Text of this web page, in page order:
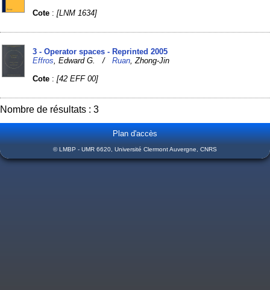
Cote :[LNM 1634]
3 - Operator spaces - Reprinted 2005
Effros , Edward G. /Ruan , Zhong-Jin
Cote :[42 EFF 00]
Nombre de résultats : 3
Plan d'accès
© LMBP - UMR 6620, Université Clermont Auvergne, CNRS